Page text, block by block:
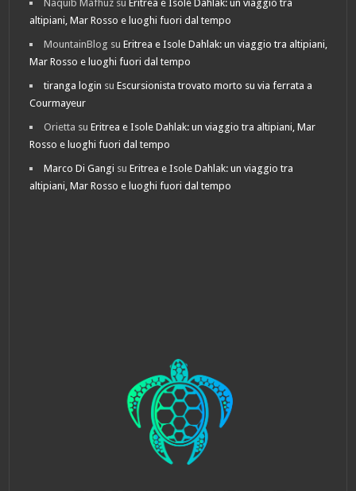
Naquib Mafhuz suEritrea e Isole Dahlak: un viaggio tra
altipiani, Mar Rosso e luoghi fuori dal tempo
MountainBlog suEritrea e Isole Dahlak: un viaggio tra altipiani,
Mar Rosso e luoghi fuori dal tempo
tiranga login suEscursionista trovato morto su via ferrata a
Courmayeur
Orietta suEritrea e Isole Dahlak: un viaggio tra altipiani, Mar
Rosso e luoghi fuori dal tempo
Marco Di Gangi suEritrea e Isole Dahlak: un viaggio tra
altipiani, Mar Rosso e luoghi fuori dal tempo